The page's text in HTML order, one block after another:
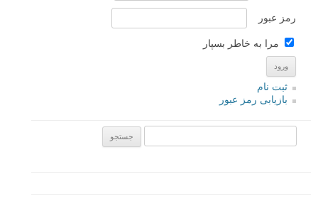
رمز عبور
مرا به خاطر بسپار
ثبت نام
بازیابی رمز عبور